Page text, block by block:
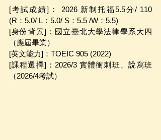
[考試成績]： 2026 新制托福5.5分/ 110
(R：5.0/ L：5.0/ S：5.5 /W：5.5)
[身份背景]：國立臺北大學法律學系大四
（應屆畢業）
[英文能力]：TOEIC 905 (2022)
[課程選擇]：2026/3 實體衝刺班、說寫班
（2026/4考試）